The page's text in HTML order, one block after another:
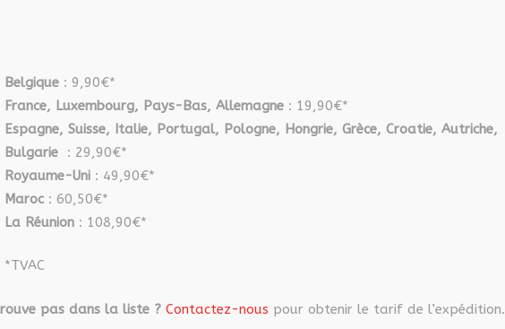
du
produit
Belgique : 9,90€*
France, Luxembourg, Pays-Bas, Allemagne : 19,90€*
Espagne, Suisse, Italie, Portugal, Pologne, Hongrie, Grèce, Croatie, Autriche,
Bulgarie
: 29,90€*
Royaume-Uni : 49,90€*
Maroc : 60,50€*
La Réunion : 108,90€*
*TVAC
pas dans la liste ? Contactez-nous pour obtenir le tarif de l’expédition.